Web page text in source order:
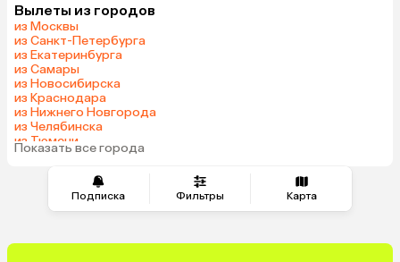
Подписка Фильтры Карта
Армения
Казахстан
Узбекистан
Сербия
Киргизия
Саудовская Аравия
Венгрия
Вылеты из городов
из Москвы
из Санкт-Петербурга
из Екатеринбурга
из Самары
из Новосибирска
из Краснодара
из Нижнего Новгорода
из Челябинска
из Тюмени
из Минеральных Вод
Показать все города